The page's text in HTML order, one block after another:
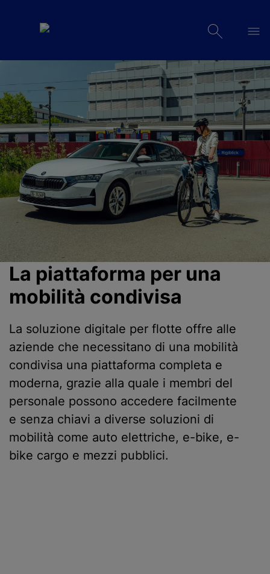
La piattaforma per una
mobilità condivisa
La soluzione digitale per flotte offre alle
aziende che necessitano di una mobilità
condivisa una piattaforma completa e
moderna, grazie alla quale i membri del
personale possono accedere facilmente
e senza chiavi a diverse soluzioni di
mobilità come auto elettriche, e-bike, e-
bike cargo e mezzi pubblici.